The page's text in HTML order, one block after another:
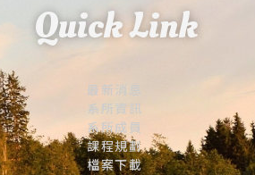
Quick Link
最新消息
系所資訊
系所成員
課程規劃
檔案下載